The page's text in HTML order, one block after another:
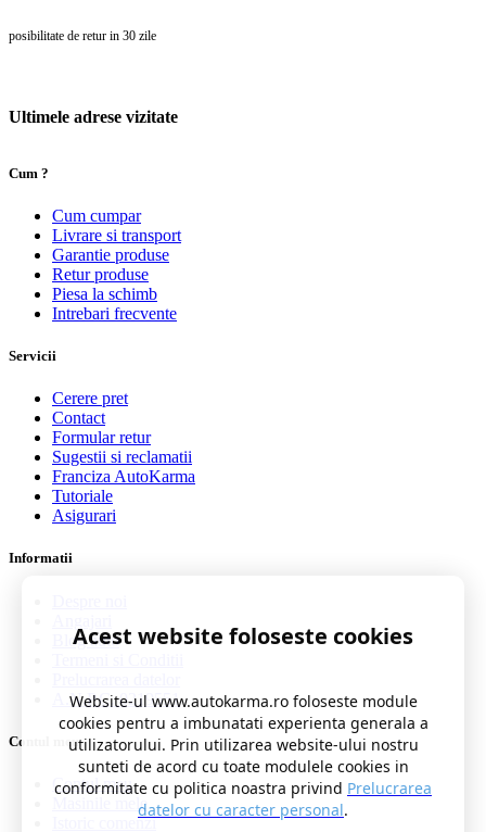
posibilitate de retur in 30 zile
Ultimele adrese vizitate
Cum ?
Cum cumpar
Livrare si transport
Garantie produse
Retur produse
Piesa la schimb
Intrebari frecvente
Servicii
Cerere pret
Contact
Formular retur
Sugestii si reclamatii
Franciza AutoKarma
Tutoriale
Asigurari
Informatii
Blog auto
A.N.P.C. 0219551
Contul meu
Contul meu
Masinile mele
Istoric comenzi
Acest website foloseste cookies
Website-ul www.autokarma.ro foloseste module
cookies pentru a imbunatati experienta generala a
utilizatorului. Prin utilizarea website-ului nostru
sunteti de acord cu toate modulele cookies in
conformitate cu politica noastra privind Prelucrarea
datelor cu caracter personal.